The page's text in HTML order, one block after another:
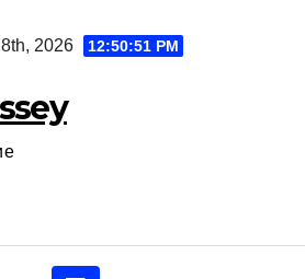
2026 12:50:52 PM